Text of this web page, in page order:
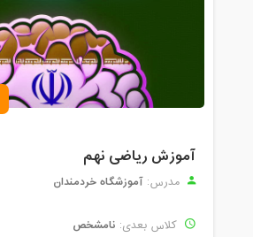
آموزش ریاضی نهم
مدرس: آموزشگاه خردمندان
کلاس بعدی: نامشخص